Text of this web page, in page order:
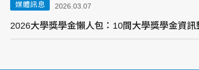
媒體訊息 2026.03.07
2026大學獎學金懶人包：10間大學獎學金資訊